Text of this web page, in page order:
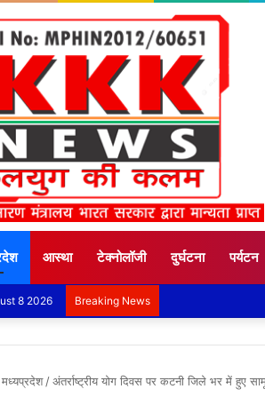
आस्था टेक्नोलॉजी दुर्घटना पर्यटन
8 2026 Breaking News
मध्यप्रदेश /अंतर्राष्ट्रीय योग दिवस पर कटनी जिले भर में हुए